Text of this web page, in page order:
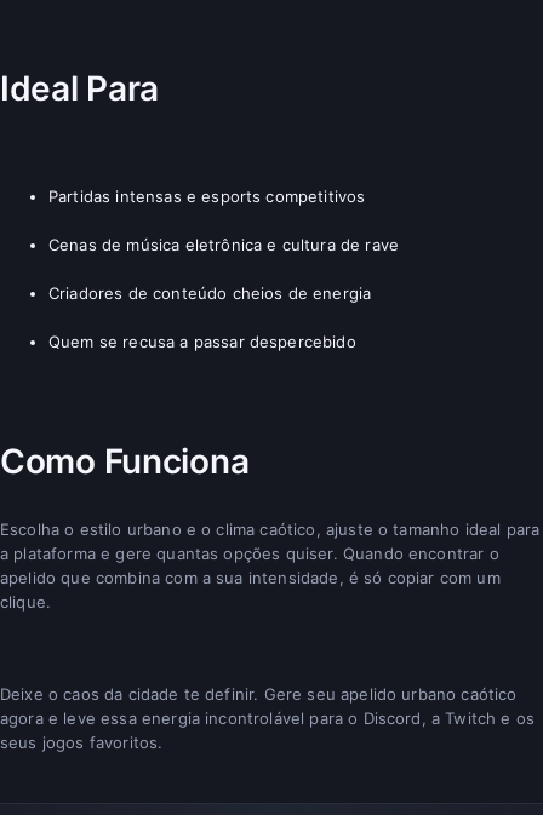
Ideal Para
Partidas intensas e esports competitivos
Cenas de música eletrônica e cultura de rave
Criadores de conteúdo cheios de energia
Quem se recusa a passar despercebido
Como Funciona
Escolha o estilo urbano e o clima caótico, ajuste o tamanho ideal para
a plataforma e gere quantas opções quiser. Quando encontrar o
apelido que combina com a sua intensidade, é só copiar com um
clique.
Deixe o caos da cidade te definir. Gere seu apelido urbano caótico
agora e leve essa energia incontrolável para o Discord, a Twitch e os
seus jogos favoritos.